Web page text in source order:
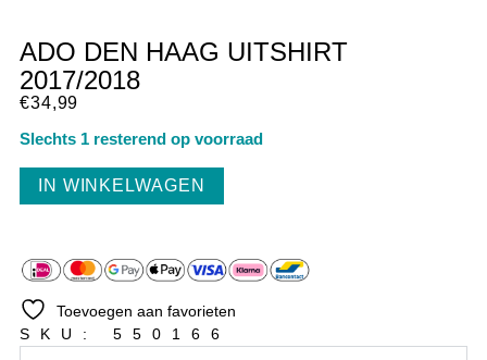
ADO DEN HAAG UITSHIRT
2017/2018
€34,99
Slechts 1 resterend op voorraad
IN WINKELWAGEN
Toevoegen aan favorieten
SKU: 550166